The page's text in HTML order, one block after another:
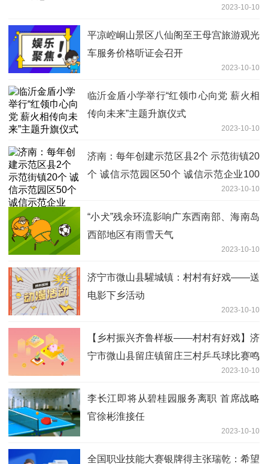
2023-10-10
平凉崆峒山景区八仙阁至王母宫旅游观光
车服务价格听证会召开
2023-10-10
临沂金盾小学举行“红领巾心向党 薪火相
传向未来”主题升旗仪式
2023-10-10
济南：每年创建示范区县2个 示范街镇20
个 诚信示范园区50个 诚信示范企业100
2023-10-10
“小犬”残余环流影响广东西南部、海南岛
西部地区有雨雪天气
2023-10-10
济宁市微山县驩城镇：村村有好戏——送
电影下乡活动
2023-10-10
【乡村振兴齐鲁样板——村村有好戏】济
宁市微山县留庄镇留庄三村乒乓球比赛鸣
2023-10-10
李长江即将从碧桂园服务离职 首席战略
官徐彬淮接任
2023-10-10
全国职业技能大赛银牌得主张瑞乾：希望